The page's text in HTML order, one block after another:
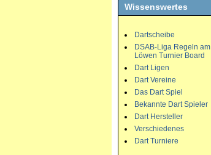
Wissenswertes
Dartscheibe
DSAB-Liga Regeln am
Löwen Turnier Board
Dart Ligen
Dart Vereine
Das Dart Spiel
Bekannte Dart Spieler
Dart Hersteller
Verschiedenes
Dart Turniere